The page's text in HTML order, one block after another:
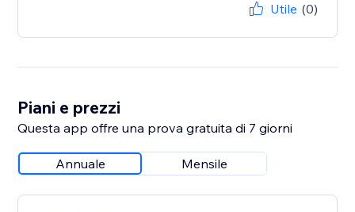
Utile (0)
Piani e prezzi
Questa app offre una prova gratuita di 7 giorni
Annuale Mensile